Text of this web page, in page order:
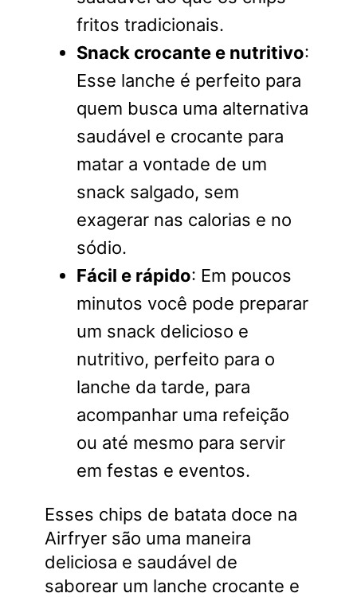
fritos tradicionais.
Snack crocante e nutritivo:
Esse lanche é perfeito para
quem busca uma alternativa
saudável e crocante para
matar a vontade de um
snack salgado, sem
exagerar nas calorias e no
sódio.
Fácil e rápido: Em poucos
minutos você pode preparar
um snack delicioso e
nutritivo, perfeito para o
lanche da tarde, para
acompanhar uma refeição
ou até mesmo para servir
em festas e eventos.
Esses chips de batata doce na
Airfryer são uma maneira
deliciosa e saudável de
saborear um lanche crocante e